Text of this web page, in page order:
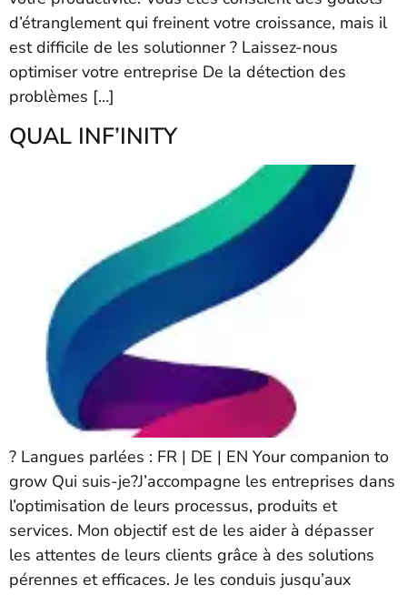
d’étranglement qui freinent votre croissance, mais il
est difficile de les solutionner ? Laissez-nous
optimiser votre entreprise De la détection des
problèmes […]
QUAL INF’INITY
? Langues parlées : FR | DE | EN Your companion to
grow Qui suis-je?J’accompagne les entreprises dans
l’optimisation de leurs processus, produits et
services. Mon objectif est de les aider à dépasser
les attentes de leurs clients grâce à des solutions
pérennes et efficaces. Je les conduis jusqu’aux